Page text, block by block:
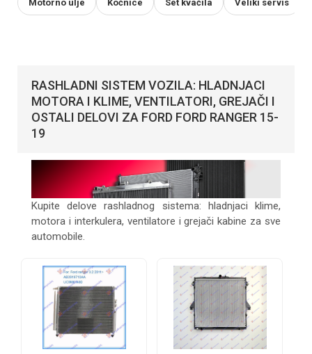
Motorno ulje Kočnice Set kvačila Veliki servis
RASHLADNI SISTEM VOZILA: HLADNJACI
MOTORA I KLIME, VENTILATORI, GREJAČI I
OSTALI DELOVI ZA FORD FORD RANGER 15-
19
Kupite delove rashladnog sistema: hladnjaci klime,
motora i interkulera, ventilatore i grejači kabine za sve
automobile.